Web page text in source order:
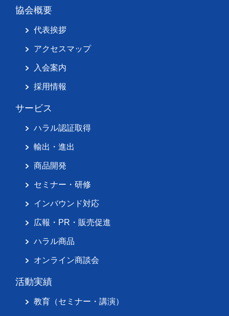
協会概要
代表挨拶
アクセスマップ
入会案内
採用情報
サービス
ハラル認証取得
輸出・進出
商品開発
セミナー・研修
インバウンド対応
広報・PR・販売促進
ハラル商品
オンライン商談会
活動実績
教育（セミナー・講演）